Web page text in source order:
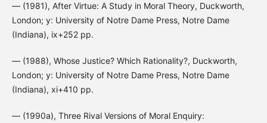
— (1981), After Virtue: A Study in Moral Theory, Duckworth,
London; y: University of Notre Dame Press, Notre Dame
(Indiana), ix+252 pp.
— (1988), Whose Justice? Which Rationality?, Duckworth,
London; y: University of Notre Dame Press, Notre Dame
(Indiana), xi+410 pp.
— (1990a), Three Rival Versions of Moral Enquiry: